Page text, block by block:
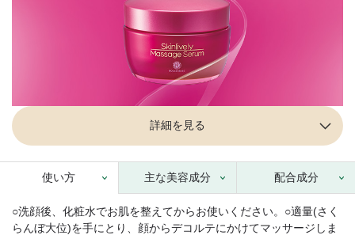
詳細を見る
使い方 主な美容成分 配合成分
○洗顔後、化粧水でお肌を整えてからお使いください。○適量(さく
らんぼ大位)を手にとり、顔からデコルテにかけてマッサージしま